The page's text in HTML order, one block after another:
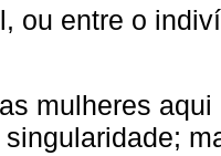
ou entre o
mulheres